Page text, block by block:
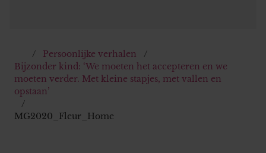
Persoonlijke verhalen
Bijzonder kind: ‘We moeten het accepteren en we
moeten verder. Met kleine stapjes, met vallen en
opstaan’
MG2020_Fleur_Home